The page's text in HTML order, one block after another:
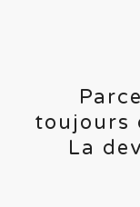
toujours
La